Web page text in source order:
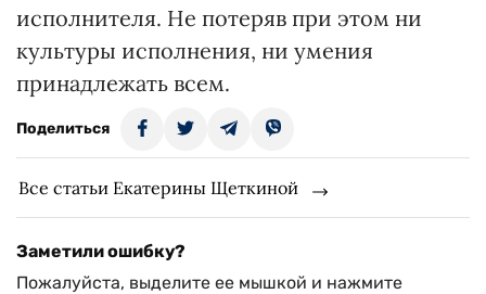
исполнителя. Не потеряв при этом ни
культуры исполнения, ни умения
принадлежать всем.
Поделиться
Все статьи Екатерины Щеткиной
Заметили ошибку?
Пожалуйста, выделите ее мышкой и нажмите